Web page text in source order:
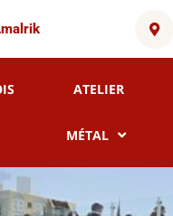
ATELIER
MÉTAL